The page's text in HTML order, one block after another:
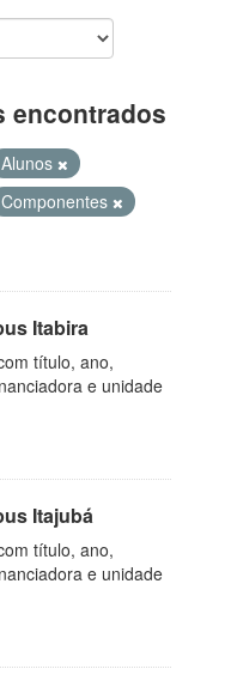
encontrados
Alunos
Componentes
Itabira
título, ano,
e unidade
Itajubá
título, ano,
e unidade